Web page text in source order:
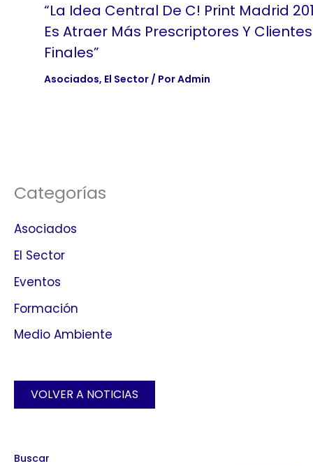
“La Idea Central De C! Print Madrid
Es Atraer Más Prescriptores Y Clientes
Finales”
Asociados, El Sector/ PorAdmin
Categorías
Asociados
El Sector
Eventos
Formación
Medio Ambiente
VOLVER A NOTICIAS
Buscar